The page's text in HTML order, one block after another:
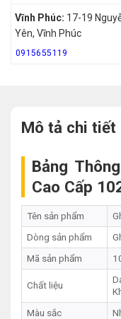
Vĩnh Phúc: 17-19
Yên, Vĩnh Phúc
0915655119
Mô tả chi tiết
Bảng
Cao Cấp
Tên sản phẩm
Dòng sản phẩm
Mã sản phẩm
Chất liệu
Màu sắc